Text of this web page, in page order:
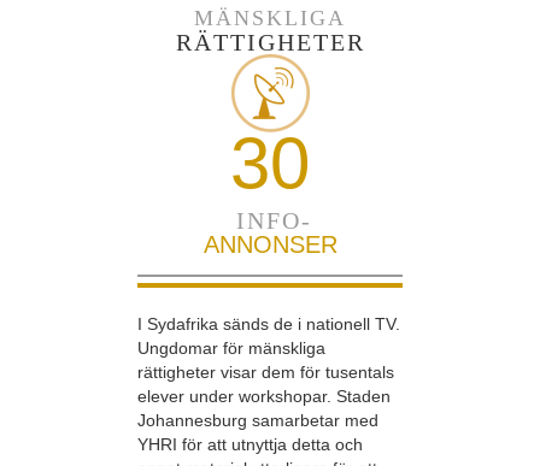
MÄNSKLIGA
RÄTTIGHETER
30
INFO-
ANNONSER
I Sydafrika sänds de i nationell TV.
Ungdomar för mänskliga
rättigheter visar dem för tusentals
elever under workshopar. Staden
Johannesburg samarbetar med
YHRI för att utnyttja detta och